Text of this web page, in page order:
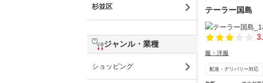
テーラー国島
服・洋服
配達・デリバリー対応
杉並区
ジャンル・業種
ショッピング